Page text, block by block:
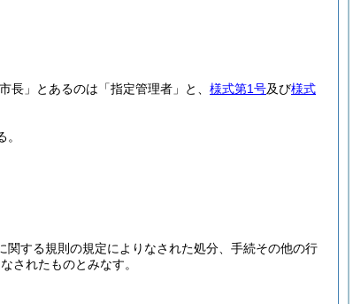
長」とあるのは「指定管理者」と、 様式第1号及び様式
する規則の規定によりなされた処分、手続その他の行
されたものとみなす。